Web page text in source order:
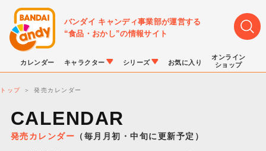
バンダイ キャンディ事業部が運営する
“食品・おかし”の情報サイト
カレンダー キャラクター シリーズ お気に入り
オンライン
ショップ
トップ 発売カレンダー
CALENDAR
発売カレンダー （毎月月初・中旬に更新予定）